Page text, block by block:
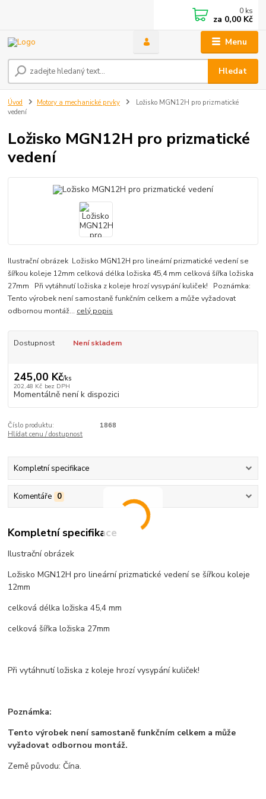
Menu
Hledat
0 ks
za 0,00 Kč
Úvod Motory a mechanické prvky
Ložisko MGN12H pro prizmatické
vedení
Ložisko MGN12H pro prizmatické
vedení
Ilustrační obrázek Ložisko MGN12H pro lineární prizmatické vedení se
šířkou koleje 12mm celková délka ložiska 45,4 mm celková šířka ložiska
27mm Při vytáhnutí ložiska z koleje hrozí vysypání kuliček! Poznámka:
Tento výrobek není samostaně funkčním celkem a může vyžadovat
odbornou montáž... celý popis
Dostupnost Není skladem
245,00 Kč/ks
202,48 Kč bez DPH
Momentálně není k dispozici
Číslo produktu:
1868
Hlídat cenu / dostupnost
Kompletní specifikace
Komentáře 0
Kompletní specifikace
Ilustrační obrázek
Ložisko MGN12H pro lineární prizmatické vedení se šířkou koleje
12mm
celková délka ložiska 45,4 mm
celková šířka ložiska 27mm
Při vytáhnutí ložiska z koleje hrozí vysypání kuliček!
Poznámka:
Tento výrobek není samostaně funkčním celkem a může
vyžadovat odbornou montáž.
Země původu: Čína.